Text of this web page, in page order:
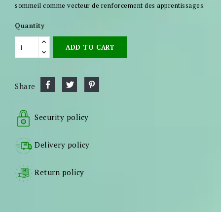
sommeil comme vecteur de renforcement des apprentissages.
Quantity
ADD TO CART
Share
Security policy
Delivery policy
Return policy